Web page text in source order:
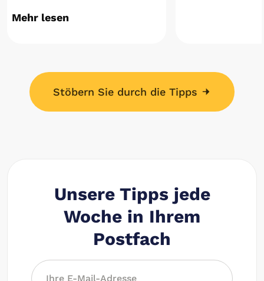
Mehr lesen
Stöbern Sie durch die Tipps
Unsere Tipps jede
Woche in Ihrem
Postfach